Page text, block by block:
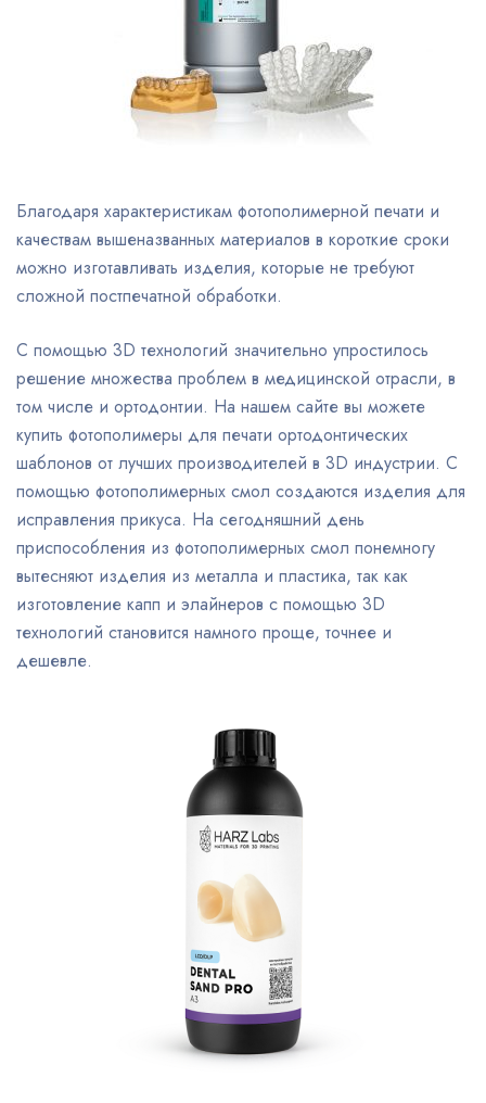
Благодаря характеристикам фотополимерной печати и
качествам вышеназванных материалов в короткие сроки
можно изготавливать изделия, которые не требуют
сложной постпечатной обработки.
С помощью 3D технологий значительно упростилось
решение множества проблем в медицинской отрасли, в
том числе и ортодонтии. На нашем сайте вы можете
купить фотополимеры для печати ортодонтических
шаблонов от лучших производителей в 3D индустрии. С
помощью фотополимерных смол создаются изделия для
исправления прикуса. На сегодняшний день
приспособления из фотополимерных смол понемногу
вытесняют изделия из металла и пластика, так как
изготовление капп и элайнеров с помощью 3D
технологий становится намного проще, точнее и
дешевле.